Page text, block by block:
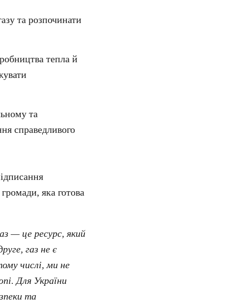
та розпочинати
тепла й
та
справедливого
яка готова
— це ресурс, який
газ не є
числі, ми не
Для України
та